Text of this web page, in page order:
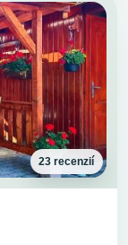
23 recenzií